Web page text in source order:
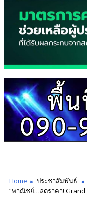
Home ประชาสัมพันธ์
“พาณิชย์…ลดราคา! Grand